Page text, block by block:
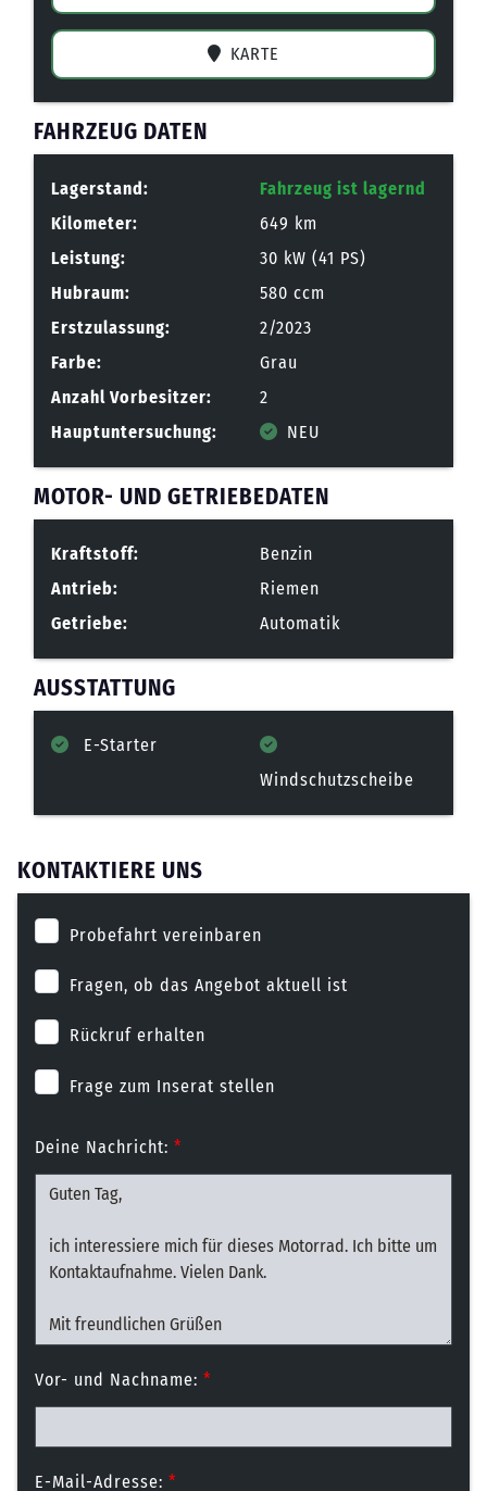
KARTE
FAHRZEUG DATEN
Lagerstand:
Fahrzeug ist lagernd
Kilometer:
649 km
Leistung:
30 kW (41 PS)
Hubraum:
580 ccm
Erstzulassung:
2/2023
Farbe:
Grau
Anzahl Vorbesitzer:
2
Hauptuntersuchung:
NEU
MOTOR- UND GETRIEBEDATEN
Kraftstoff:
Benzin
Antrieb:
Riemen
Getriebe:
Automatik
AUSSTATTUNG
E-Starter
Windschutzscheibe
KONTAKTIERE UNS
Probefahrt vereinbaren
Fragen, ob das Angebot aktuell ist
Rückruf erhalten
Frage zum Inserat stellen
Deine Nachricht: *
Vor- und Nachname: *
E-Mail-Adresse: *